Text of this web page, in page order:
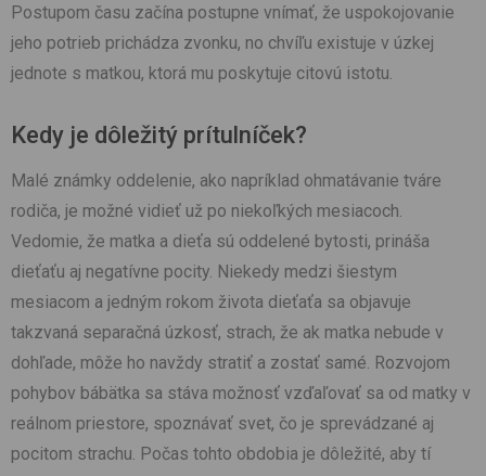
Postupom času začína postupne vnímať, že uspokojovanie
jeho potrieb prichádza zvonku, no chvíľu existuje v úzkej
jednote s matkou, ktorá mu poskytuje citovú istotu.
Kedy je dôležitý prítulníček?
Malé známky oddelenie, ako napríklad ohmatávanie tváre
rodiča, je možné vidieť už po niekoľkých mesiacoch.
Vedomie, že matka a dieťa sú oddelené bytosti, prináša
dieťaťu aj negatívne pocity. Niekedy medzi šiestym
mesiacom a jedným rokom života dieťaťa sa objavuje
takzvaná separačná úzkosť, strach, že ak matka nebude v
dohľade, môže ho navždy stratiť a zostať samé. Rozvojom
pohybov bábätka sa stáva možnosť vzďaľovať sa od matky v
reálnom priestore, spoznávať svet, čo je sprevádzané aj
pocitom strachu. Počas tohto obdobia je dôležité, aby tí